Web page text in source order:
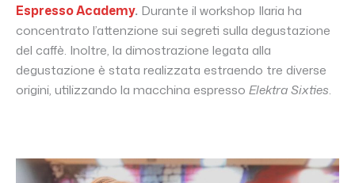
Espresso Academy. Durante il workshop Ilaria ha
concentrato l’attenzione sui segreti sulla degustazione
del caffè. Inoltre, la dimostrazione legata alla
degustazione è stata realizzata estraendo tre diverse
origini, utilizzando la macchina espresso Elektra Sixties.